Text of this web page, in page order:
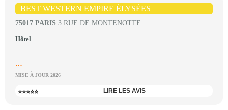
BEST WESTERN EMPIRE ÉLYSÉES
75017 PARIS 3 RUE DE MONTENOTTE
Hôtel
...
MISE À JOUR 2026
⭐⭐⭐⭐⭐ LIRE LES AVIS